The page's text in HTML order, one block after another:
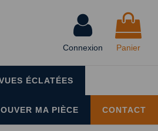
Connexion Panier
ÉCLATÉES
CONTACT
MA PIÈCE